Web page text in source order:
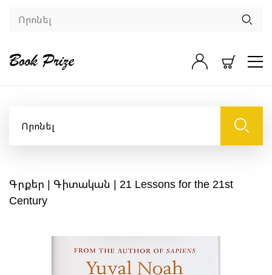
Գրքեր | Գիտական | 21 Lessons for the 21st
Century